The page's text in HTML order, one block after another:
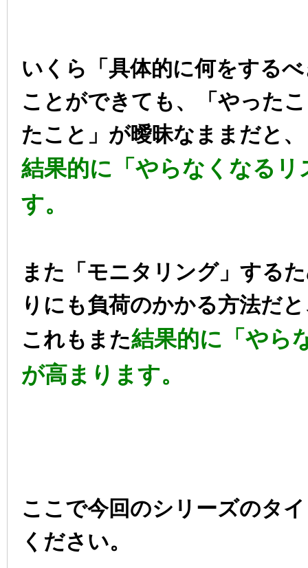
いくら「具体的に何をする
ことができても、「やった
たこと」が曖昧なままだと、
結果的に「やらなくなる
す。
また「モニタリング」する
りにも負荷のかかる方法だ
これもまた結果的に「やら
が高まります。
ここで今回のシリーズのタ
ください。